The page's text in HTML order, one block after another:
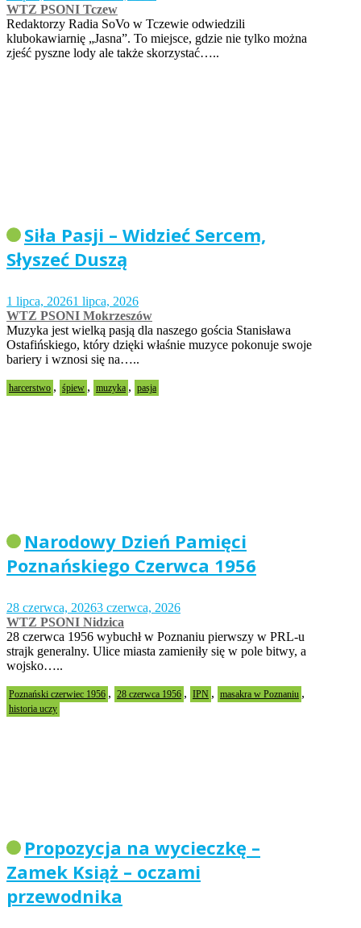
WTZ PSONI Tczew
Redaktorzy Radia SoVo w Tczewie odwiedzili
klubokawiarnię „Jasna”. To miejsce, gdzie nie tylko można
zjeść pyszne lody ale także skorzystać…..
Siła Pasji – Widzieć Sercem,
Słyszeć Duszą
1 lipca, 20261 lipca, 2026
WTZ PSONI Mokrzeszów
Muzyka jest wielką pasją dla naszego gościa Stanisława
Ostafińskiego, który dzięki właśnie muzyce pokonuje swoje
bariery i wznosi się na…..
harcerstwo , śpiew , muzyka , pasja
Narodowy Dzień Pamięci
Poznańskiego Czerwca 1956
28 czerwca, 20263 czerwca, 2026
WTZ PSONI Nidzica
28 czerwca 1956 wybuchł w Poznaniu pierwszy w PRL-u
strajk generalny. Ulice miasta zamieniły się w pole bitwy, a
wojsko…..
Poznański czerwiec 1956 , 28 czerwca 1956 , IPN , masakra w Poznaniu ,
historia uczy
Propozycja na wycieczkę –
Zamek Książ – oczami
przewodnika